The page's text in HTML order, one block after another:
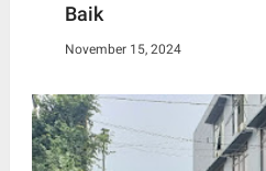
Baik
November 15, 2024